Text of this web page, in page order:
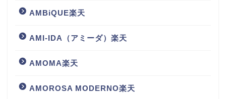
AMBiQUE楽天
AMI-IDA（アミーダ）楽天
AMOMA楽天
AMOROSA MODERNO楽天